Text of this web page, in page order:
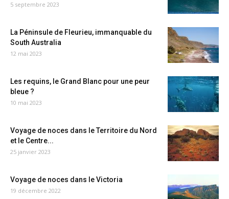
5 septembre 2023
La Péninsule de Fleurieu, immanquable du
South Australia
12 mai 2023
Les requins, le Grand Blanc pour une peur
bleue ?
10 mai 2023
Voyage de noces dans le Territoire du Nord
et le Centre...
25 janvier 2023
Voyage de noces dans le Victoria
19 décembre 2022